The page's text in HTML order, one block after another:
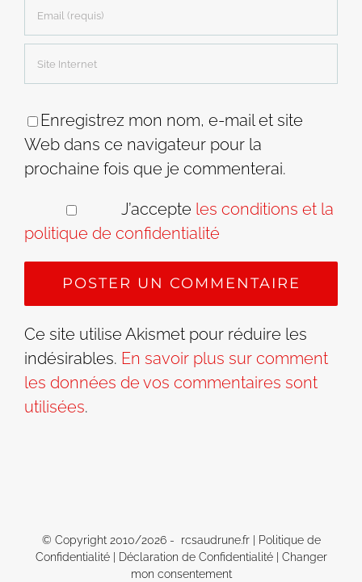
Enregistrez mon nom, e-mail et site
Web dans ce navigateur pour la
prochaine fois que je commenterai.
J’accepte les conditions et la
politique de confidentialité
Ce site utilise Akismet pour réduire les
indésirables. En savoir plus sur comment
les données de vos commentaires sont
utilisées.
© Copyright 2010/2026 - rcsaudrune.fr |
Politique de
Confidentialité| Déclaration de Confidentialité| Changer
mon consentement